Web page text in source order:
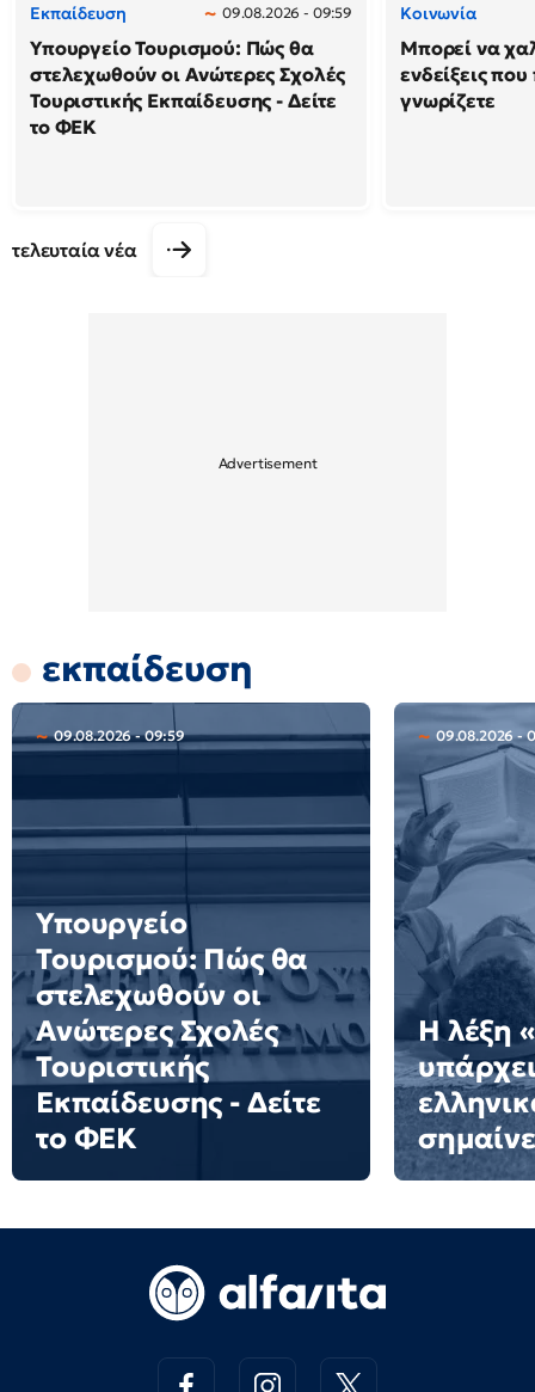
Εκπαίδευση 09.08.2026 - 09:59
Υπουργείο Τουρισμού: Πώς θα
στελεχωθούν οι Ανώτερες Σχολές
Τουριστικής Εκπαίδευσης - Δείτε
το ΦΕΚ
Κοινωνία
Μπορεί να
ενδείξεις
γνωρίζετε
τελευταία νέα
εκπαίδευση
09.08.2026 - 09:59
Υπουργείο
Τουρισμού: Πώς θα
στελεχωθούν οι
Ανώτερες Σχολές
Τουριστικής
Εκπαίδευσης - Δείτε
το ΦΕΚ
09.08.2026 -
Η λέξη